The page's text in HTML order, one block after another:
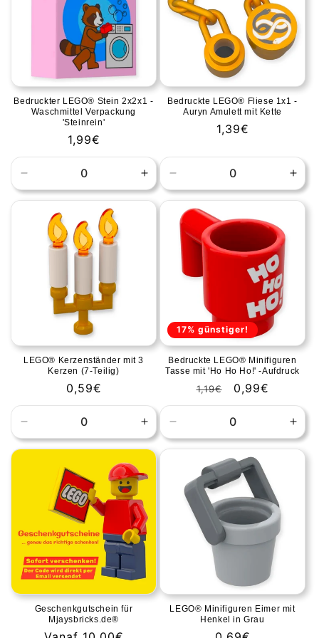
Bedruckter LEGO® Stein 2x2x1 -
Waschmittel Verpackung
'Steinrein'
Normale
prijs
1,99€
verlagen
Default
Aantal
verhogen
voor
Default
Bedruckte LEGO® Fliese 1x1 -
Auryn Amulett mit Kette
Normale
1,39€
verlagen
voor
Default
Title
voor
LEGO® Kerzenständer mit 3
Kerzen (7-Teilig)
Normale
prijs
0,59€
verlagen
Default
Aantal
verhogen
voor
Default
17% günstiger!
Bedruckte LEGO® Minifiguren
Tasse mit 'Ho Ho Ho!' -Aufdruck
Normale
prijs
1,19€ 0,99€
verlagen
Default
Title
voor
Geschenkgutschein für
Mjaysbricks.de®
LEGO® Minifiguren Eimer mit
Henkel in Grau